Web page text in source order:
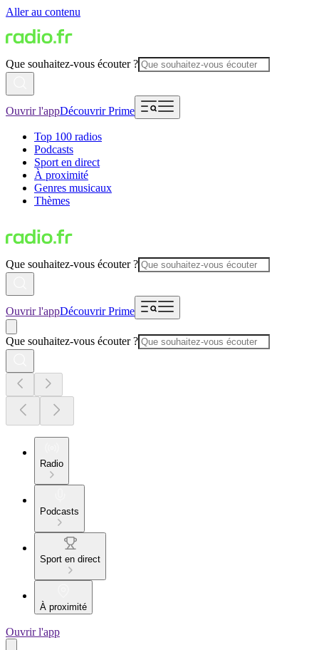
Aller au contenu
Que souhaitez-vous écouter ?
Ouvrir l'appDécouvrir Prime
Top 100 radios
Podcasts
Sport en direct
À proximité
Genres musicaux
Thèmes
Que souhaitez-vous écouter ?
Ouvrir l'appDécouvrir Prime
Que souhaitez-vous écouter ?
Radio
Podcasts
Sport en direct
À proximité
Ouvrir l'app